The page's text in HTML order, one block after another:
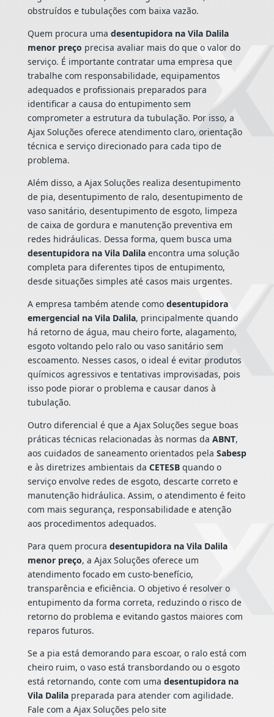
obstruídos e tubulações com baixa vazão.
Quem procura uma desentupidora na Vila Dalila
menor preço precisa avaliar mais do que o valor do
serviço. É importante contratar uma empresa que
trabalhe com responsabilidade, equipamentos
adequados e profissionais preparados para
identificar a causa do entupimento sem
comprometer a estrutura da tubulação. Por isso, a
Ajax Soluções oferece atendimento claro, orientação
técnica e serviço direcionado para cada tipo de
problema.
Além disso, a Ajax Soluções realiza desentupimento
de pia, desentupimento de ralo, desentupimento de
vaso sanitário, desentupimento de esgoto, limpeza
de caixa de gordura e manutenção preventiva em
redes hidráulicas. Dessa forma, quem busca uma
desentupidora na Vila Dalilaencontra uma solução
completa para diferentes tipos de entupimento,
desde situações simples até casos mais urgentes.
A empresa também atende como desentupidora
emergencial na Vila Dalila, principalmente quando
há retorno de água, mau cheiro forte, alagamento,
esgoto voltando pelo ralo ou vaso sanitário sem
escoamento. Nesses casos, o ideal é evitar produtos
químicos agressivos e tentativas improvisadas, pois
isso pode piorar o problema e causar danos à
tubulação.
Outro diferencial é que a Ajax Soluções segue boas
práticas técnicas relacionadas às normas da ABNT,
aos cuidados de saneamento orientados pela Sabesp
e às diretrizes ambientais da CETESBquando o
serviço envolve redes de esgoto, descarte correto e
manutenção hidráulica. Assim, o atendimento é feito
com mais segurança, responsabilidade e atenção
aos procedimentos adequados.
Para quem procura desentupidora na Vila Dalila
menor preço, a Ajax Soluções oferece um
atendimento focado em custo-benefício,
transparência e eficiência. O objetivo é resolver o
entupimento da forma correta, reduzindo o risco de
retorno do problema e evitando gastos maiores com
reparos futuros.
Se a pia está demorando para escoar, o ralo está com
cheiro ruim, o vaso está transbordando ou o esgoto
está retornando, conte com uma desentupidora na
Vila Dalilapreparada para atender com agilidade.
Fale com a Ajax Soluções pelo site